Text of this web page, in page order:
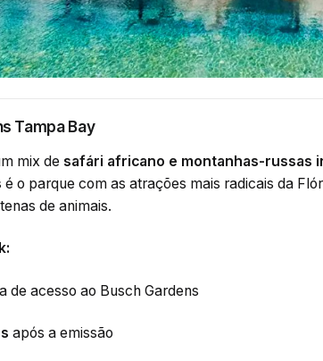
Tampa Bay
mix de safári africano e montanhas-russas
é o parque com as atrações mais radicais da
de animais.
de acesso ao Busch Gardens
após a emissão